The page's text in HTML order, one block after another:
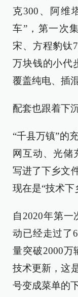
克300、阿维
车”，第一次
宋、方程豹钛
万块钱的小代
覆盖纯电、插
配套也跟着下
“千县万镇”的
网互动、光储
写进了下乡文
现在是“技术下
自2020年第
动已经走过了
量突破2000万
技术更新，这
号变成菜单的下